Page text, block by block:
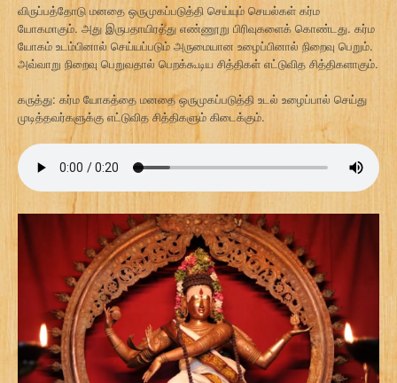
விருப்பத்தோடு மனதை ஒருமுகப்படுத்தி செய்யும் செயல்கள் கர்ம
யோகமாகும். அது இருபதாயிரத்து எண்ணூறு பிரிவுகளைக் கொண்டது. கர்ம
யோகம் உடம்பினால் செய்யப்படும் அருமையான உழைப்பினால் நிறைவு பெறும்.
அவ்வாறு நிறைவு பெறுவதால் பெறக்கூடிய சித்திகள் எட்டுவித சித்திகளாகும்.
கருத்து: கர்ம யோகத்தை மனதை ஒருமுகப்படுத்தி உடல் உழைப்பால் செய்து
முடித்தவர்களுக்கு எட்டுவித சித்திகளும் கிடைக்கும்.